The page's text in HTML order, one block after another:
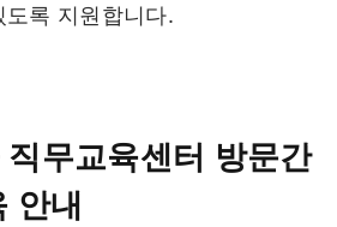
록 지원합니다.
무교육센터 방문간
안내